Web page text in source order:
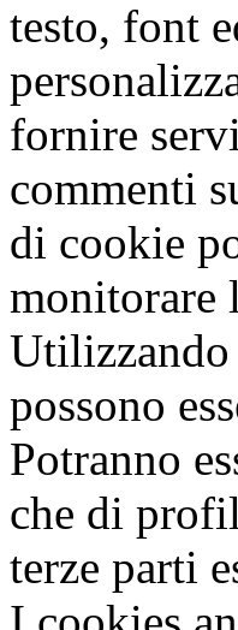
testo, font
fornire
commenti
di cookie
monitorare
Utilizzando
possono
Potranno
che di
terze parti